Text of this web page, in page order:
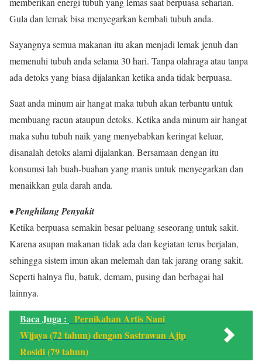
Gula dan lemak bisa menyegarkan kembali tubuh anda.
Sayangnya semua makanan itu akan menjadi lemak jenuh dan
memenuhi tubuh anda selama 30 hari. Tanpa olahraga atau tanpa
ada detoks yang biasa dijalankan ketika anda tidak berpuasa.
Saat anda minum air hangat maka tubuh akan terbantu untuk
membuang racun ataupun detoks. Ketika anda minum air hangat
maka suhu tubuh naik yang menyebabkan keringat keluar,
disanalah detoks alami dijalankan. Bersamaan dengan itu
konsumsi lah buah-buahan yang manis untuk menyegarkan dan
menaikkan gula darah anda.
• Penghilang Penyakit
Ketika berpuasa semakin besar peluang seseorang untuk sakit.
Karena asupan makanan tidak ada dan kegiatan terus berjalan,
sehingga sistem imun akan melemah dan tak jarang orang sakit.
Seperti halnya flu, batuk, demam, pusing dan berbagai hal
lainnya.
Baca Juga :
Pernikahan Artis Nani
Wijaya (72 tahun) dengan Sastrawan Ajip
Rosidi (79 tahun)